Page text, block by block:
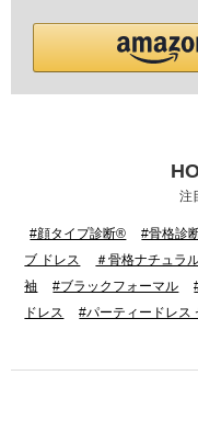
注
#顔タイプ診断® #骨格診
ブ ドレス
＃骨格ナチュラ
袖
#ブラックフォーマル
ドレス
#パーティードレス